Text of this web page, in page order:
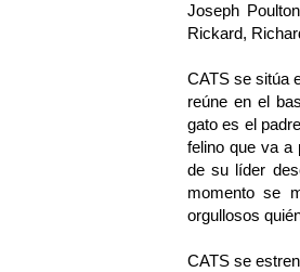
Joseph
Rickard,
CATS se sitúa
reúne en el
gato es el
felino que va a
de su líder
momento se
orgullosos
CATS se